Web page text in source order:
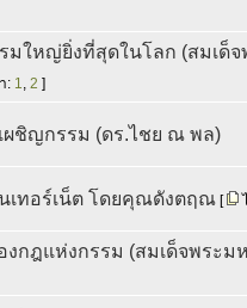
มใหญ่ยิ่งที่สุดในโลก (สมเด็
: 1, 2 ]
ผชิญกรรม (ดร.ไชย ณ พล)
เทอร์เน็ต โดยคุณดังตฤณ [
งกฎแห่งกรรม (สมเด็จพระม